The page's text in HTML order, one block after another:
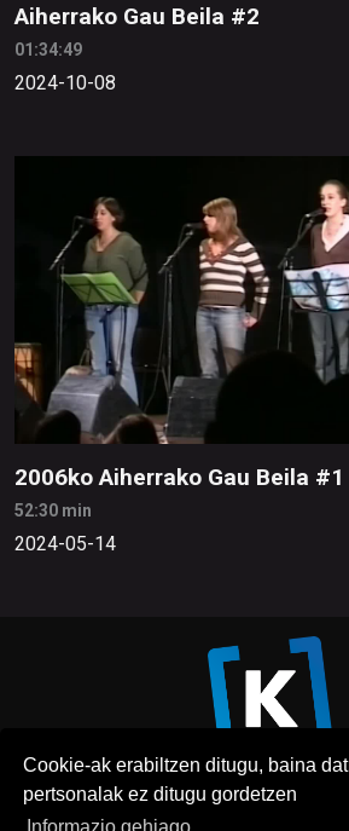
Cookie-ak erabiltzen ditugu, baina
pertsonalak ez ditugu gordetzen
Aiherrako Gau Beila #2
01:34:49
2024-10-08
2006ko Aiherrako Gau Beila #1
52:30 min
2024-05-14